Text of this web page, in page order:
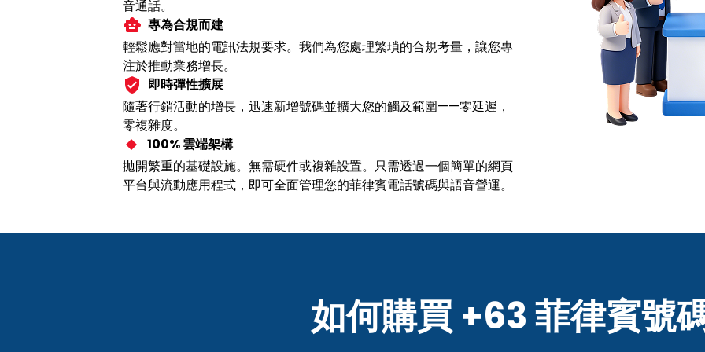
音通話。
專為合規而建
輕鬆應對當地的電訊法規要求。我們為您處理繁瑣的合規考量，讓您專
注於推動業務增長。
即時彈性擴展
隨著行銷活動的增長，迅速新增號碼並擴大您的觸及範圍——零延遲，
零複雜度。
100% 雲端架構
拋開繁重的基礎設施。無需硬件或複雜設置。只需透過一個簡單的網頁
平台與流動應用程式，即可全面管理您的菲律賓電話號碼與語音營運。
如何購買+63 菲律賓號